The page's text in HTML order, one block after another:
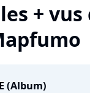
+ vus
(Album)